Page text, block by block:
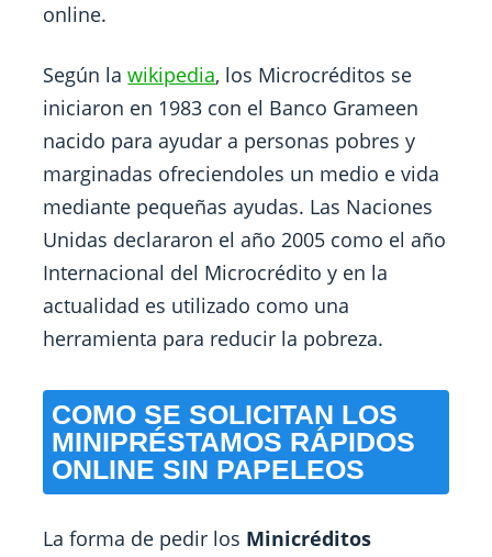
online.
Según lawikipedia, los Microcréditos se
iniciaron en 1983 con el Banco Grameen
nacido para ayudar a personas pobres y
marginadas ofreciendoles un medio e vida
mediante pequeñas ayudas. Las Naciones
Unidas declararon el año 2005 como el año
Internacional del Microcrédito y en la
actualidad es utilizado como una
herramienta para reducir la pobreza.
COMO SE SOLICITAN LOS
MINIPRÉSTAMOS RÁPIDOS
ONLINE SIN PAPELEOS
La forma de pedir los Minicréditos